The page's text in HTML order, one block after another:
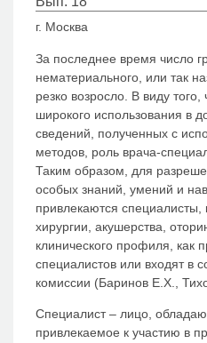
г. Москва
За последнее время число
нематериального, или так
резко возросло. В виду
широкого использования в
сведений, полученных с
методов, роль врача-
Таким образом, для
особых знаний, умений и
привлекаются специалисты,
хирургии, акушерства,
клинического профиля, как
специалистов или входят в
комиссии (Баринов Е.Х.,
Специалист – лицо,
привлекаемое к участию в